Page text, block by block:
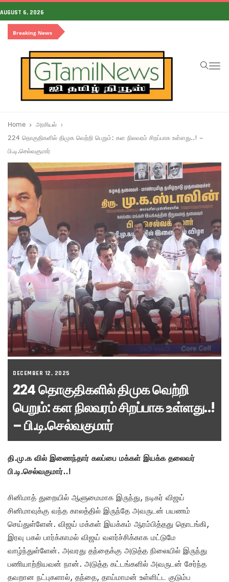
AUGUST 6, 2026
Breaking News
Home
அரசியல்
224 தொகுதிகளில் திமுக வெற்றி பெறும்: கள நிலவரம் சிறப்பாக உள்ளது..! –
பி.டி.செல்வகுமார்
DECEMBER 12, 2025
224 தொகுதிகளில் திமுக வெற்றி
பெறும்: கள நிலவரம் சிறப்பாக உள்ளது..!
– பி.டி.செல்வகுமார்
தி.மு.க வில் இணைந்தார் கலப்பை மக்கள் இயக்க தலைவர்
பி.டி.செல்வகுமார்..!
சினிமாத் துறையில் ஆளுமைமாக இருந்து, நடிகர் விஜய்
சினிமாவுக்கு வந்த காலத்தில் இருந்தே அவருடன் பயணம்
செய்துள்ளேன். விஜய் மக்கள் இயக்கம் ஆரம்பித்தது தொடங்கி,
இரவு பகல் பார்க்காமல் விஜய் வளர்ச்சிக்காக மட்டுமே
வாழ்ந்துள்ளேன். அவரது தந்தைக்கு அடுத்த நிலையில் இருந்து
பணியாற்றியவன் நான். அடுத்த கட்டங்களில் அவருடன் சேர்ந்த
தவறான நட்புகளால், தந்தை, தாய்மாமன் உள்ளிட்ட குடும்ப